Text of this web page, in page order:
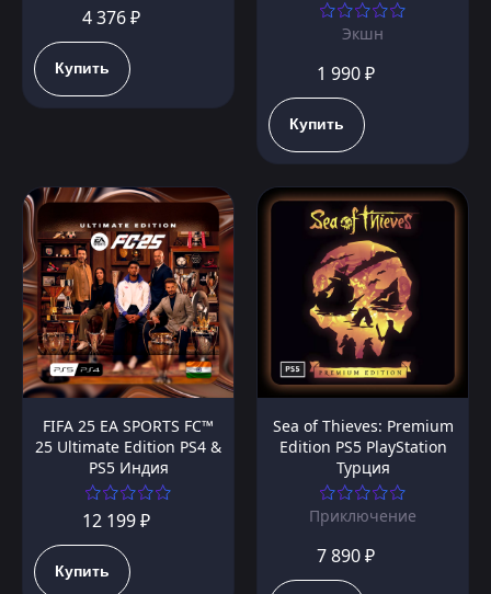
4 376 ₽
Купить
Экшн
1 990 ₽
Купить
FIFA 25 EA SPORTS FC™
25 Ultimate Edition PS4 &
PS5 Индия
12 199 ₽
Купить
Sea of Thieves: Premium
Edition PS5 PlayStation
Турция
Приключение
7 890 ₽